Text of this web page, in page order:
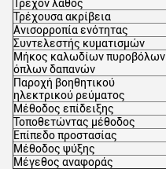
Τρέχον λάθος
Τρέχουσα ακρίβεια
Ανισορροπία ενότητας
Συντελεστής κυματισμών
Μήκος καλωδίων πυροβόλων
όπλων δαπανών
Παροχή βοηθητικού
ηλεκτρικού ρεύματος
Μέθοδος επίδειξης
Τοποθετώντας μέθοδος
Επίπεδο προστασίας
Μέθοδος ψύξης
Μέγεθος αναφοράς